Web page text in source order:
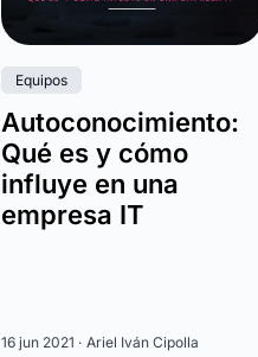
Equipos
Autoconocimiento:
Qué es y cómo
influye en una
empresa IT
16 jun 2021 · Ariel Iván Cipolla